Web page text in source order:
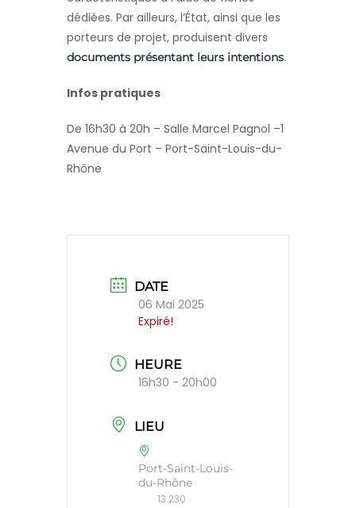
dédiées. Par ailleurs, l’État, ainsi que les
porteurs de projet, produisent divers
documents présentant leurs intentions.
Infos pratiques
De 16h30 à 20h – Salle Marcel Pagnol –1
Avenue du Port – Port-Saint-Louis-du-
Rhône
DATE
06 Mai 2025
Expiré!
HEURE
16h30 - 20h00
LIEU
Port-Saint-Louis-
du-Rhône
13 230